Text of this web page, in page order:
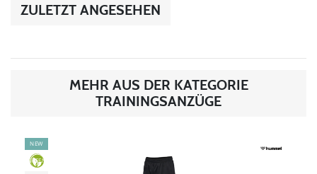
ZULETZT ANGESEHEN
MEHR AUS DER KATEGORIE
TRAININGSANZÜGE
NEW
GREEN